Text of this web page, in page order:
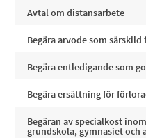
Avtal om distansarbete
Begära arvode som
Begära entledigande som
Begära ersättning för
Begäran av specialkost
grundskola, gymnasiet och